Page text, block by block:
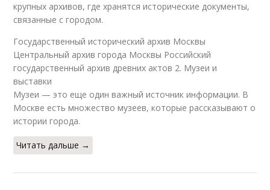
крупных архивов, где хранятся исторические документы,
связанные с городом.
Государственный исторический архив Москвы
Центральный архив города Москвы Российский
государственный архив древних актов 2. Музеи и
выставки
Музеи — это еще один важный источник информации. В
Москве есть множество музеев, которые рассказывают о
истории города.
Читать дальше →